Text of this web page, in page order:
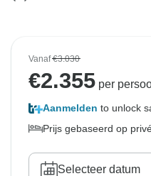
Vanaf€3.030
€2.355 per
Aanmelden to unlock
Prijs gebaseerd op
Selecteer datum